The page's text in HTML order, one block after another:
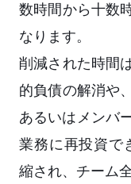
数時間から十数
なります。
削減された時間
的負債の解消や
あるいはメンバ
業務に再投資で
縮され、チーム